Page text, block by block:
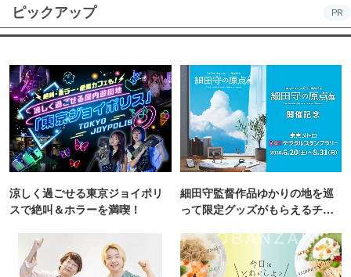
ピックアップ PR
涼しく過ごせる東京ジョイポリ
スで絶叫＆ホラーを満喫！
細田守監督作品ゆかりの地を巡
って限定グッズがもらえるチャ